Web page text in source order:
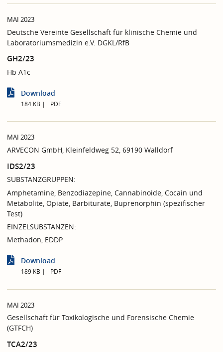
MAI 2023
Deutsche Vereinte Gesellschaft für klinische Chemie und
Laboratoriumsmedizin e.V. DGKL/RfB
GH2/23
Hb A1c
Download
184 KB PDF
MAI 2023
ARVECON GmbH, Kleinfeldweg 52, 69190 Walldorf
IDS2/23
SUBSTANZGRUPPEN:
Amphetamine, Benzodiazepine, Cannabinoide, Cocain und
Metabolite, Opiate, Barbiturate, Buprenorphin (spezifischer
Test)
EINZELSUBSTANZEN:
Methadon, EDDP
Download
189 KB PDF
MAI 2023
Gesellschaft für Toxikologische und Forensische Chemie
(GTFCH)
TCA2/23